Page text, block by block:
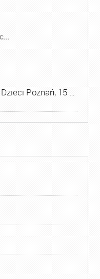
Poznań, 15 …